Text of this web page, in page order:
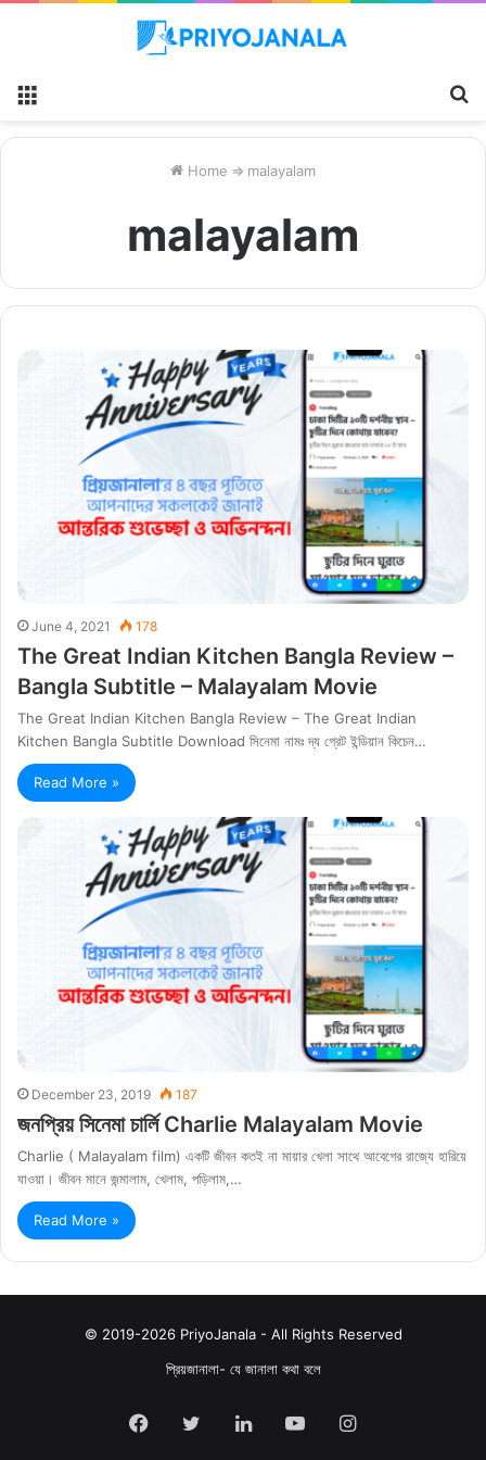
Home ⇒ malayalam
malayalam
June 4, 2021 178
The Great Indian Kitchen Bangla Review –
Bangla Subtitle – Malayalam Movie
The Great Indian Kitchen Bangla Review – The Great Indian
Kitchen Bangla Subtitle Download সিনেমা নামঃ দ্য গ্রেট ইন্ডিয়ান কিচেন…
Read More »
December 23, 2019 187
জনপ্রিয় সিনেমা চার্লি Charlie Malayalam Movie
Charlie ( Malayalam film) একটি জীবন কতই না মায়ার খেলা সাথে আবেগের রাজ্যে হারিয়ে
যাওয়া। জীবন মানে জন্মালাম, খেলাম, পড়িলাম,…
Read More »
© 2019-2026 PriyoJanala - All Rights Reserved
প্রিয়জানালা- যে জানালা কথা বলে
Facebook
TwitterLinkedInYouTubeInstagram